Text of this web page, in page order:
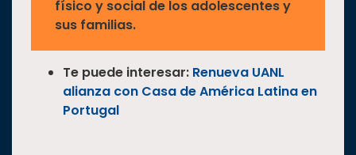
físico y social de los adolescentes y
sus familias.
Te puede interesar: Renueva UANL
alianza con Casa de América Latina en
Portugal